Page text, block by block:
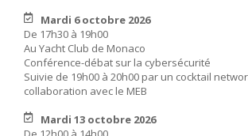
Mardi 6 octobre 2026
De 17h30 à 19h00
Au Yacht Club de Monaco
Conférence-débat sur la cybersécurité
Suivie de 19h00 à 20h00 par un cocktail
collaboration avec le MEB
Mardi 13 octobre 2026